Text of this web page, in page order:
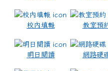
校內填報 教室預
明日閱讀 網路硬